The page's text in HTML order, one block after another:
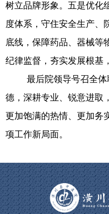
树立品牌形象。五是优化
度体系，守住安全生产、
底线，保障药品、器械等
纪律监督，夯实发展根基
最后院领导号召全
德，深耕专业、锐意进取
更加饱满的热情、更加务
项工作新局面。